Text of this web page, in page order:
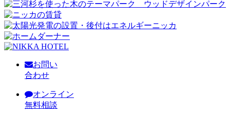
お問い
合わせ
オンライン
無料相談